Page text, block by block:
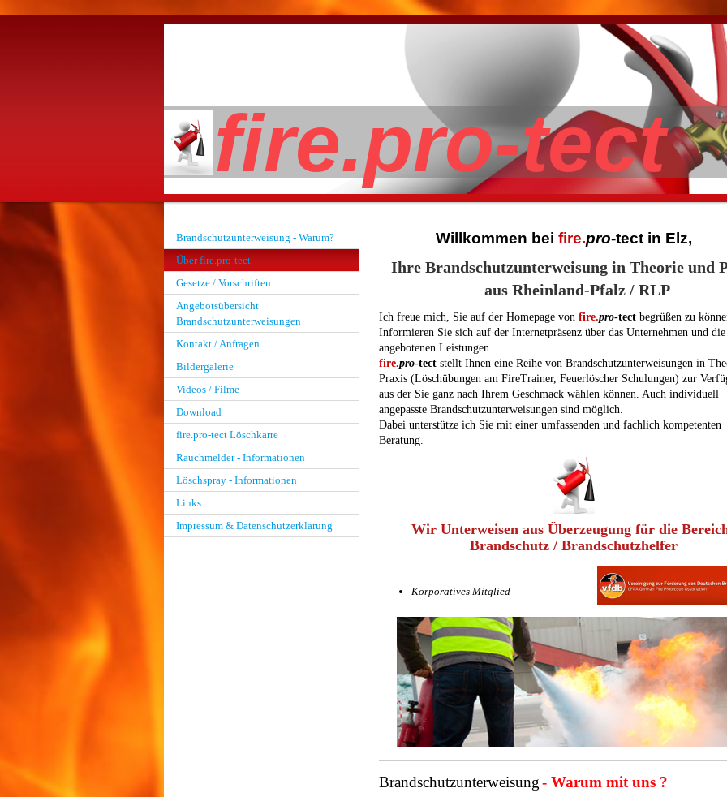
fire.pro-tect
Brandschutzunterweisung - Warum?
Über fire.pro-tect
Gesetze / Vorschriften
Angebotsübersicht
Brandschutzunterweisungen
Kontakt / Anfragen
Bildergalerie
Videos / Filme
Download
fire.pro-tect Löschkarre
Rauchmelder - Informationen
Löschspray - Informationen
Links
Impressum & Datenschutzerklärung
Willkommen bei fire.pro-tect in Elz,
Ihre Brandschutzunterweisung in Theorie und
aus Rheinland-Pfalz / RLP
Ich freue mich, Sie auf der Homepage von fire.pro-tect begrüßen zu
Informieren Sie sich auf der Internetpräsenz über das Unternehmen und die
angebotenen Leistungen.
fire.pro-tect stellt Ihnen eine Reihe von Brandschutzunterweisungen in
Praxis (Löschübungen am FireTrainer, Feuerlöscher Schulungen) zur
aus der Sie ganz nach Ihrem Geschmack wählen können. Auch individuell
angepasste Brandschutzunterweisungen sind möglich.
Dabei unterstütze ich Sie mit einer umfassenden und fachlich kompetenten
Beratung.
Wir Unterweisen aus Überzeugung für die
Brandschutz / Brandschutzhelfer
Korporatives Mitglied
Brandschutzunterweisung- Warum mit uns ?